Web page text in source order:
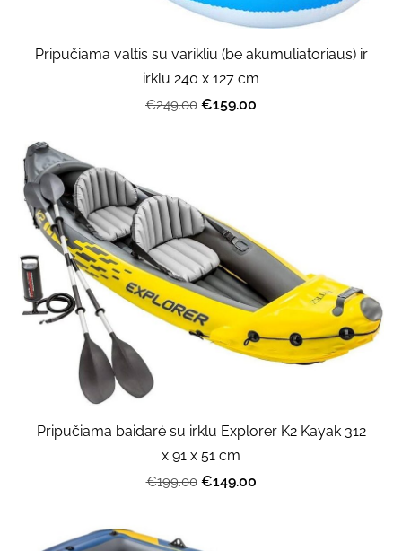
Pripučiama valtis su varikliu (be akumuliatoriaus) ir
irklu 240 x 127 cm
€249.00 €159.00
Pripučiama baidarė su irklu Explorer K2 Kayak 312
x 91 x 51 cm
€199.00 €149.00